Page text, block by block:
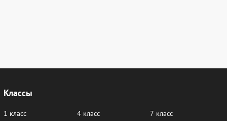
Классы
1 класс
4 класс
7 класс